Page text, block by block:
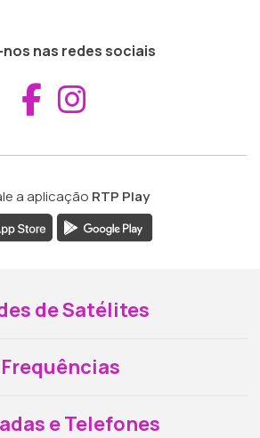
nas redes sociais
Aceder ao
a aplicação RTP Play
de Satélites
Frequências
e Telefones